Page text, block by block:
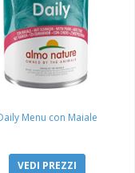
Menu con Maiale
VEDI PREZZI